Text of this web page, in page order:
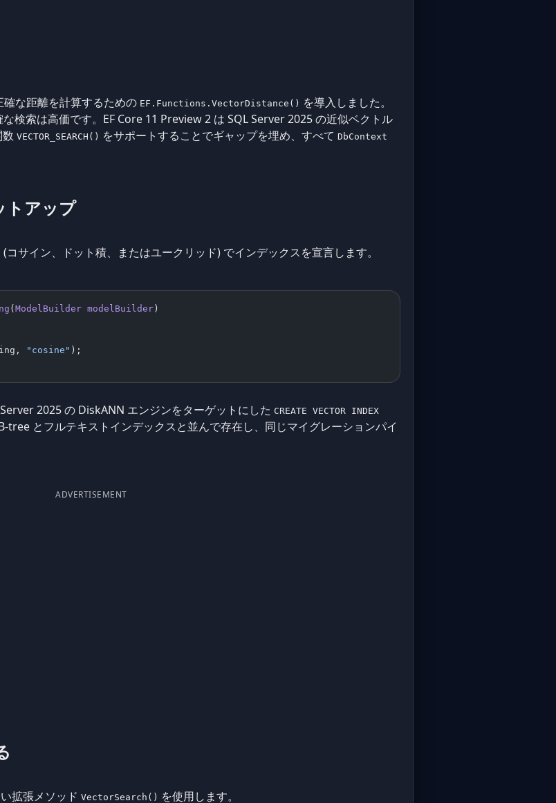
な距離を計算するための EF.Functions.VectorDistance() を導入しました。
検索は高価です。EF Core 11 Preview 2 は SQL Server 2025 の近似ベクトル
VECTOR_SEARCH() をサポートすることでギャップを埋め、すべて DbContext
トアップ
サイン、ドット積、またはユークリッド) でインデックスを宣言します。
( ModelBuilder modelBuilder )
"cosine" );
2025 の DiskANN エンジンをターゲットにした CREATE VECTOR INDEX
tree とフルテキストインデックスと並んで存在し、同じマイグレーションパイ
ADVERTISEMENT
拡張メソッド VectorSearch() を使用します。